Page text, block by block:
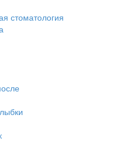
стоматология